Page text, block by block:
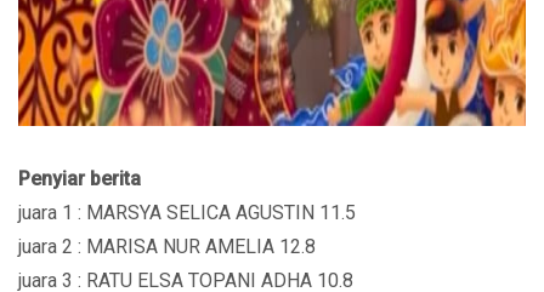
Penyiar berita
juara 1 : MARSYA SELICA AGUSTIN 11.5
juara 2 : MARISA NUR AMELIA 12.8
juara 3 : RATU ELSA TOPANI ADHA 10.8